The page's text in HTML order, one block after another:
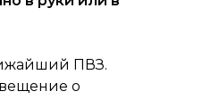
ПВЗ.
о